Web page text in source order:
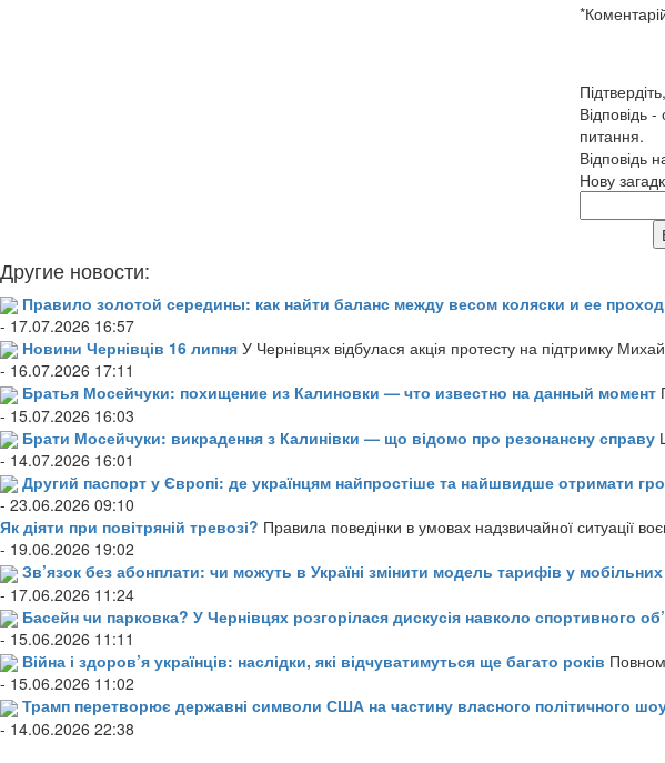
*
Відповідь
питання.
Відповідь
Нову
Другие новости:
Правило золотой середины: как найти баланс между весом коляски и ее
- 17.07.2026 16:57
Новини Чернівців 16 липня У Чернівцях відбулася акція протесту на підтримку
- 16.07.2026 17:11
Братья Мосейчуки: похищение из Калиновки — что известно на данный момент
- 15.07.2026 16:03
Брати Мосейчуки: викрадення з Калинівки — що відомо про резонансну справу
- 14.07.2026 16:01
Другий паспорт у Європі: де українцям найпростіше та найшвидше отримати
- 23.06.2026 09:10
Як діяти при повітряній тревозі? Правила поведінки в умовах надзвичайної ситуації
- 19.06.2026 19:02
Зв’язок без абонплати: чи можуть в Україні змінити модель тарифів у
- 17.06.2026 11:24
Басейн чи парковка? У Чернівцях розгорілася дискусія навколо спортивного
- 15.06.2026 11:11
Війна і здоров’я українців: наслідки, які відчуватимуться ще багато років
- 15.06.2026 11:02
Трамп перетворює державні символи США на частину власного політичного
- 14.06.2026 22:38